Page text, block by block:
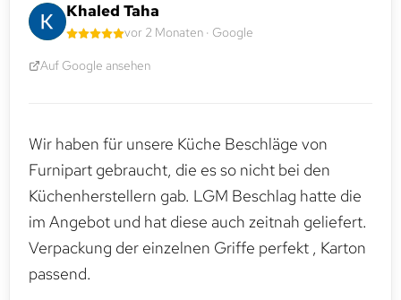
Khaled Taha
vor 2 Monaten · Google
Auf Google ansehen
Wir haben für unsere Küche Beschläge von
Furnipart gebraucht, die es so nicht bei den
Küchenherstellern gab. LGM Beschlag hatte die
im Angebot und hat diese auch zeitnah geliefert.
Verpackung der einzelnen Griffe perfekt , Karton
passend.